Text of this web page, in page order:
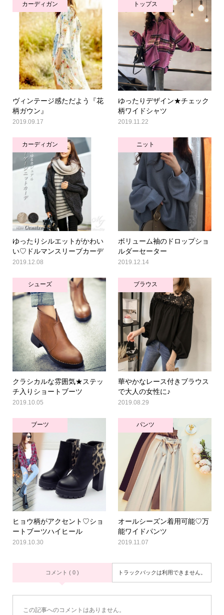
カーディガン
ヴィンテージ感ただよう『花
柄ガウン』
2019.09.17
トップス
ゆったりデザイン★チェック
柄ワイドシャツ
2019.11.22
カーディガン
ゆったりシルエットがかわい
い♡ドルマンスリーブカーデ
2019.12.08
ニット
ボリューム袖のドロップショ
ルダーセーター
2019.12.14
シューズ
クラシカルな雰囲気★ステッ
チ入りショートブーツ
2019.10.05
ブラウス
華やかなレース付きブラウス
で大人の女性に♪
2019.08.29
ブーツ
ヒョウ柄がアクセント♡ショ
ートブーツハイヒール
2019.10.30
パンツ
オールシーズン着用可能♡万
能ワイドパンツ
2019.11.07
コメント ( 0 ) トラックバックは利用できません。
この記事へのコメントはありません。